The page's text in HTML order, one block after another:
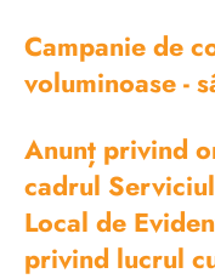
Campanie de
voluminoase -
Anunț privind
cadrul
Local de
privind lucrul